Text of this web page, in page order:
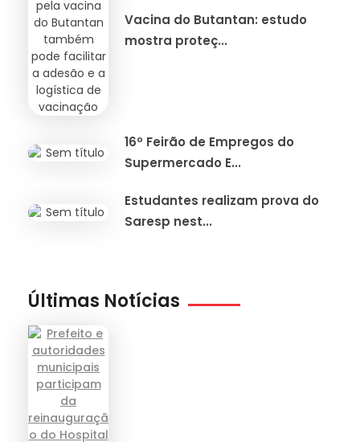
Vacina do Butantan: estudo
mostra proteç...
16º Feirão de Empregos do
Supermercado E...
Estudantes realizam prova do
Saresp nest...
Últimas Notícias